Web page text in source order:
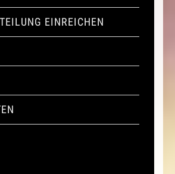
EINREICHEN